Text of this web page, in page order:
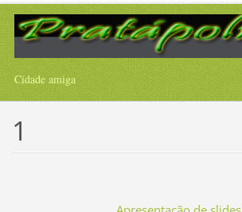
Cidade amiga
1